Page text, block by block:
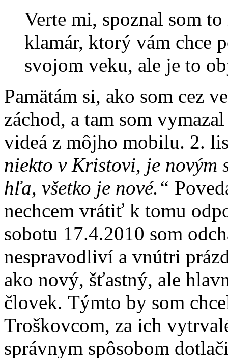
Verte mi, spoznal som
klamár, ktorý vám chce
svojom veku, ale je to
Pamätám si, ako som cez
záchod, a tam som
videá z môjho mobilu. 2.
niekto v Kristovi, je novým
hľa, všetko je nové.“
nechcem vrátiť k tomu
sobotu 17.4.2010 som
nespravodliví a vnútri
ako nový, šťastný, ale
človek. Týmto by som
Troškovcom, za ich
správnym spôsobom